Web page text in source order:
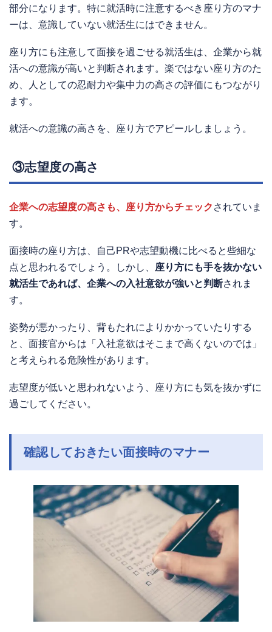
部分になります。特に就活時に注意するべき座り方のマナ
ーは、意識していない就活生にはできません。
座り方にも注意して面接を過ごせる就活生は、企業から就
活への意識が高いと判断されます。楽ではない座り方のた
め、人としての忍耐力や集中力の高さの評価にもつながり
ます。
就活への意識の高さを、座り方でアピールしましょう。
③志望度の高さ
企業への志望度の高さも、座り方からチェック されていま
す。
面接時の座り方は、自己PRや志望動機に比べると些細な
点と思われるでしょう。しかし、 座り方にも手を抜かない
就活生であれば、企業への入社意欲が強いと判断されま
す。
姿勢が悪かったり、背もたれによりかかっていたりする
と、面接官からは「入社意欲はそこまで高くないのでは」
と考えられる危険性があります。
志望度が低いと思われないよう、座り方にも気を抜かずに
過ごしてください。
確認しておきたい面接時のマナー